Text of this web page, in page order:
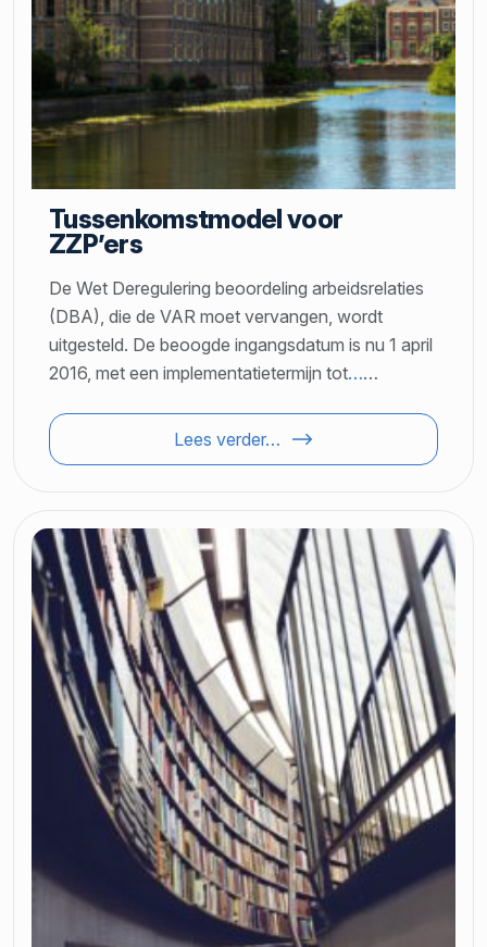
Tussenkomstmodel voor
ZZP’ers
De Wet Deregulering beoordeling arbeidsrelaties
(DBA), die de VAR moet vervangen, wordt
uitgesteld. De beoogde ingangsdatum is nu 1 april
2016, met een implementatietermijn tot……
Lees verder…